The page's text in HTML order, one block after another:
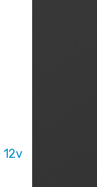
12v